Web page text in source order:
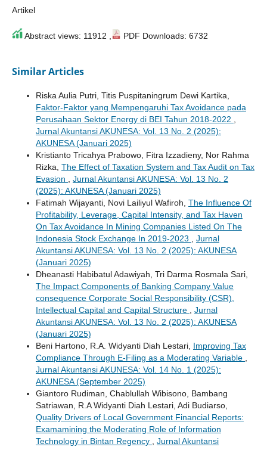
Artikel
Abstract views: 11912 , PDF Downloads: 6732
Similar Articles
Riska Aulia Putri, Titis Puspitaningrum Dewi Kartika,
Faktor-Faktor yang Mempengaruhi Tax Avoidance pada
Perusahaan Sektor Energy di BEI Tahun 2018-2022
Jurnal Akuntansi AKUNESA: Vol. 13 No. 2 (2025):
AKUNESA (Januari 2025)
Kristianto Tricahya Prabowo, Fitra Izzadieny, Nor Rahma
Rizka, The Effect of Taxation System and Tax Audit on Tax
Evasion
Jurnal Akuntansi AKUNESA: Vol. 13 No. 2
(2025): AKUNESA (Januari 2025)
Fatimah Wijayanti, Novi Lailiyul Wafiroh, The Influence Of
Profitability, Leverage, Capital Intensity, and Tax Haven
On Tax Avoidance In Mining Companies Listed On The
Indonesia Stock Exchange In 2019-2023
Jurnal
Akuntansi AKUNESA: Vol. 13 No. 2 (2025): AKUNESA
(Januari 2025)
Dheanasti Habibatul Adawiyah, Tri Darma Rosmala Sari,
The Impact Components of Banking Company Value
consequence Corporate Social Responsibility (CSR),
Intellectual Capital and Capital Structure
Jurnal
Akuntansi AKUNESA: Vol. 13 No. 2 (2025): AKUNESA
(Januari 2025)
Beni Hartono, R.A. Widyanti Diah Lestari, Improving Tax
Compliance Through E-Filing as a Moderating Variable
Jurnal Akuntansi AKUNESA: Vol. 14 No. 1 (2025):
AKUNESA (September 2025)
Giantoro Rudiman, Chablullah Wibisono, Bambang
Satriawan, R.A Widyanti Diah Lestari, Adi Budiarso,
Quality Drivers of Local Government Financial Reports:
Examamining the Moderating Role of Information
Technology in Bintan Regency
Jurnal Akuntansi